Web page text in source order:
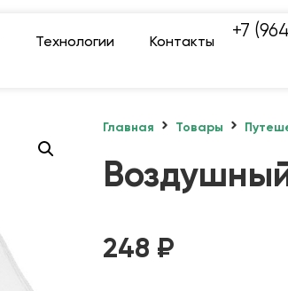
Технологии Контакты
+7
Главная Товары
248 ₽